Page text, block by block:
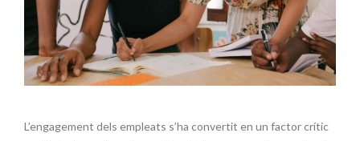
L’engagement dels empleats s’ha convertit en un factor crític